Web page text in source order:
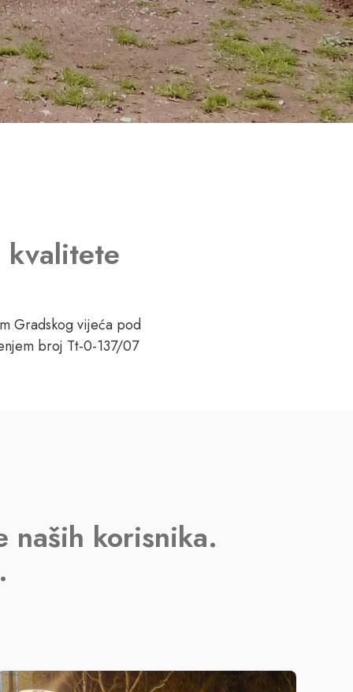
kvalitete
Gradskog vijeća pod
broj Tt-0-137/07
naših korisnika.